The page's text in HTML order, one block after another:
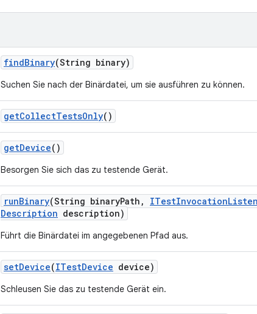
findBinary(String binary)
Suchen Sie nach der Binärdatei, um sie ausführen zu können.
getCollectTestsOnly()
getDevice()
Besorgen Sie sich das zu testende Gerät.
runBinary(String binaryPath , ITestInvocation
Description description)
Führt die Binärdatei im angegebenen Pfad aus.
setDevice(ITestDevice device)
Schleusen Sie das zu testende Gerät ein.